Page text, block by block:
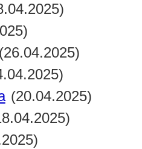
(26.04.2025)
(20.04.2025)